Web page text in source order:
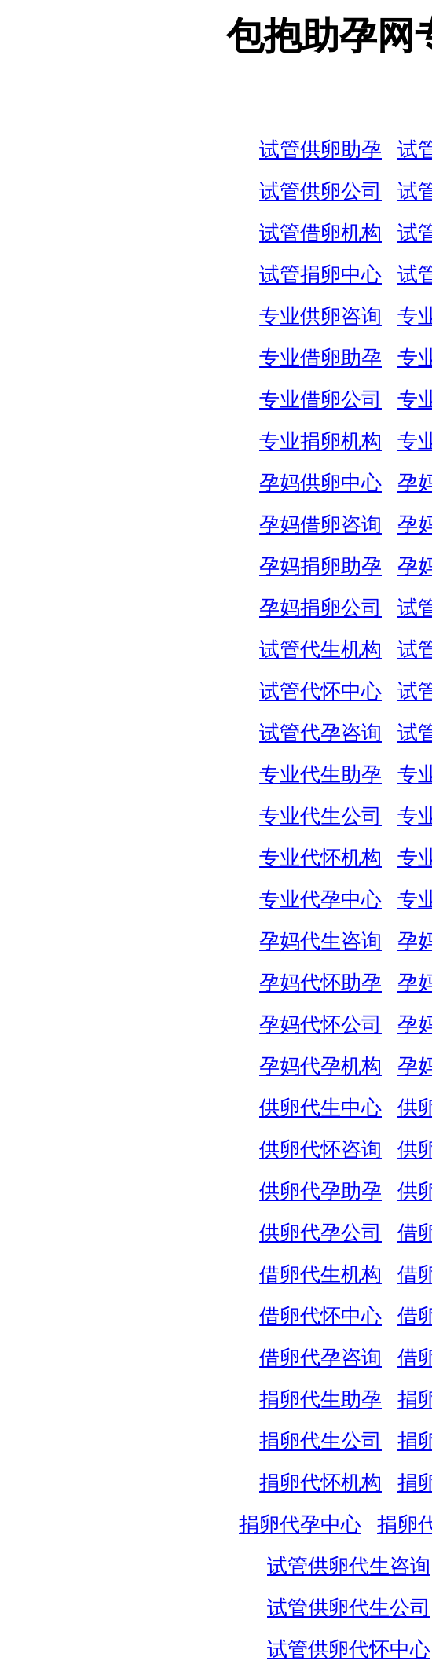
包抱助孕网
试管供卵助孕 试
试管供卵公司
试
试管借卵机构
试
试管捐卵中心
试
专业供卵咨询
专
专业借卵助孕
专
专业借卵公司
专
专业捐卵机构
专
孕妈供卵中心
孕
孕妈借卵咨询
孕
孕妈捐卵助孕
孕
孕妈捐卵公司
试
试管代生机构
试
试管代怀中心
试
试管代孕咨询
试
专业代生助孕
专
专业代生公司
专
专业代怀机构
专
专业代孕中心
专
孕妈代生咨询
孕
孕妈代怀助孕
孕
孕妈代怀公司
孕
孕妈代孕机构
孕
供卵代生中心
供
供卵代怀咨询
供
供卵代孕助孕
供
供卵代孕公司
借
借卵代生机构
借
借卵代怀中心
借
借卵代孕咨询
借
捐卵代生助孕
捐
捐卵代生公司
捐
捐卵代怀机构
捐
捐卵代孕中心
捐卵
试管供卵代生咨询
试管供卵代生公司
试管供卵代怀中心